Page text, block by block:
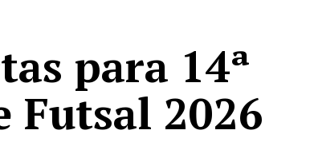
para 14ª
Futsal 2026